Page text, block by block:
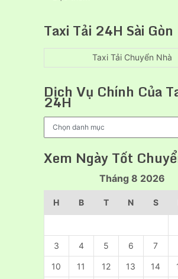
uy
cho
xe
cẩu
chuyên
nghiệp
Taxi Tải 24H Sài Gòn
Taxi Tải Chuyển Nhà
Dịch Vụ Chính Của
24H
Của
24H
Xem Ngày Tốt
Tháng 8 2026
H B T N S
3 4 5 6 7
10 11 12 13 14